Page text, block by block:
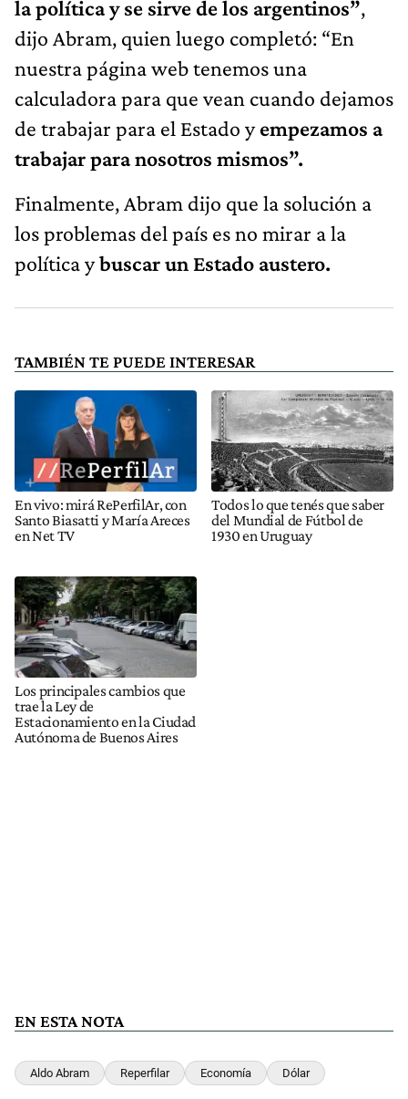
la política y se sirve de los argentinos”,
dijo Abram, quien luego completó: “En
nuestra página web tenemos una
calculadora para que vean cuando dejamos
de trabajar para el Estado yempezamos a
trabajar para nosotros mismos”.
Finalmente, Abram dijo que la solución a
los problemas del país es no mirar a la
política ybuscar un Estado austero.
TAMBIÉN TE PUEDE INTERESAR
En vivo: mirá RePerfilAr, con
Santo Biasatti y María Areces
en Net TV
Todos lo que tenés que saber
del Mundial de Fútbol de
1930 en Uruguay
Los principales cambios que
trae la Ley de
Estacionamiento en la Ciudad
Autónoma de Buenos Aires
EN ESTA NOTA
Aldo Abram Reperfilar Economía Dólar